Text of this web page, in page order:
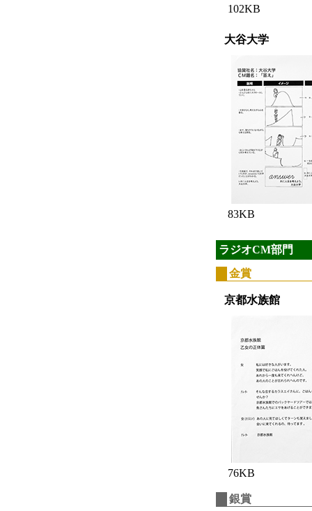
102KB
大谷大学
83KB
ラジオCM部門
金賞
京都水族館
76KB
銀賞